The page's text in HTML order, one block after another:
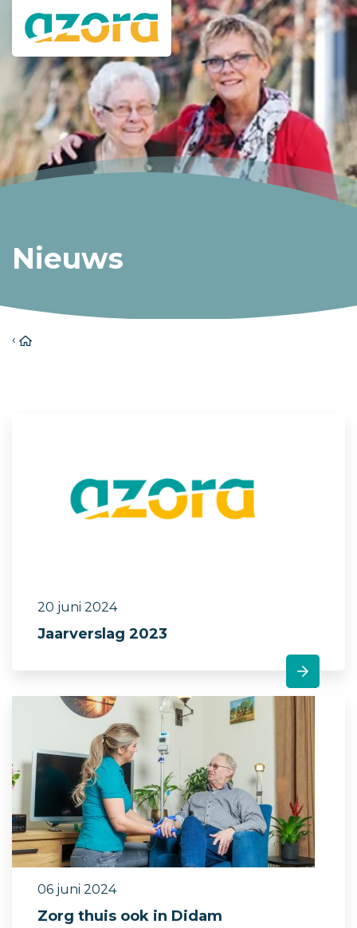
Nieuws
20 juni 2024
Jaarverslag 2023
06 juni 2024
Zorg thuis ook in Didam